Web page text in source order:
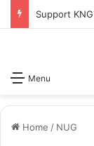
Support KNG
Menu
Home / NUG